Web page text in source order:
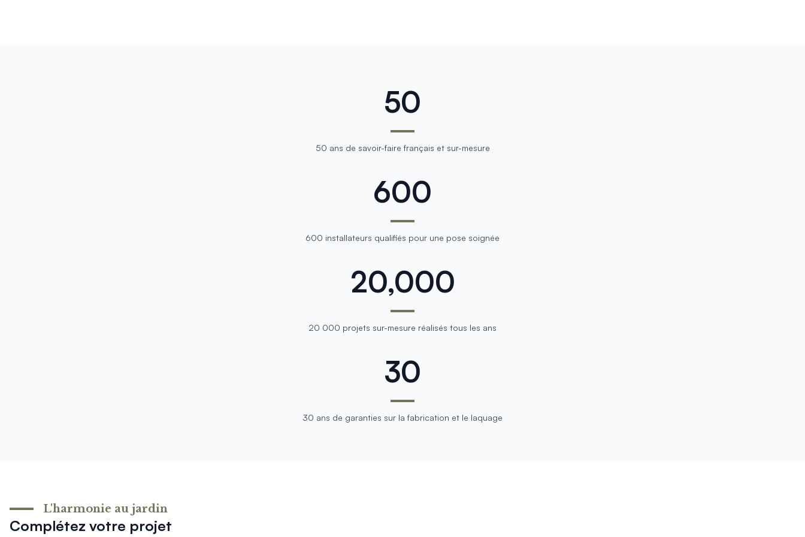
50
50 ans de savoir-faire français et sur-mesure
600
600 installateurs qualifiés pour une pose soignée
20,000
20 000 projets sur-mesure réalisés tous les ans
30
30 ans de garanties sur la fabrication et le laquage
Complétez votre projet
L'harmonie au jardin